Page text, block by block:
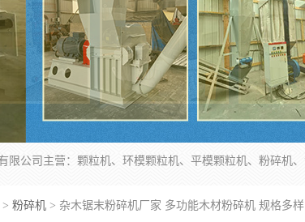
> 粉碎机 > 杂木锯末粉碎机厂家 多功能木材粉碎机 规格多样